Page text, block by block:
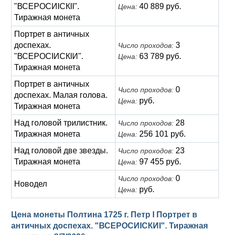
"ВСЕРОСИICКII".
Тиражная монета
Цена: 40 889 руб.
Портрет в античных
доспехах.
"ВСЕРОСIИCКIИ".
Тиражная монета
Число проходов: 3
Цена: 63 789 руб.
Портрет в античных
доспехах. Малая голова.
Тиражная монета
Число проходов: 0
Цена: руб.
Над головой трилистник.
Тиражная монета
Число проходов: 28
Цена: 256 101 руб.
Над головой две звезды.
Тиражная монета
Число проходов: 23
Цена: 97 455 руб.
Новодел
Число проходов: 0
Цена: руб.
Цена монеты Полтина 1725 г. Петр I Портрет в
античных доспехах. "ВСЕРОСИICКИI". Тиражная